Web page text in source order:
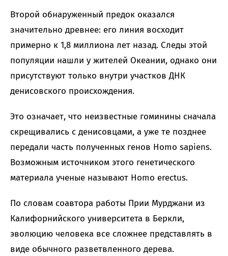
Второй обнаруженный предок оказался
значительно древнее: его линия восходит
примерно к 1,8 миллиона лет назад. Следы этой
популяции нашли у жителей Океании, однако они
присутствуют только внутри участков ДНК
денисовского происхождения.
Это означает, что неизвестные гоминины сначала
скрещивались с денисовцами, а уже те позднее
передали часть полученных генов Homo sapiens.
Возможным источником этого генетического
материала ученые называют Homo erectus.
По словам соавтора работы Прии Мурджани из
Калифорнийского университета в Беркли,
эволюцию человека все сложнее представлять в
виде обычного разветвленного дерева.